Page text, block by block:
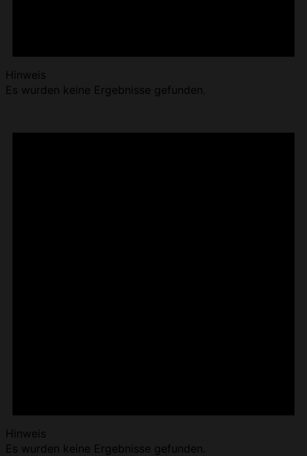
Hinweis
Es wurden keine Ergebnisse gefunden.
Hinweis
Es wurden keine Ergebnisse gefunden.